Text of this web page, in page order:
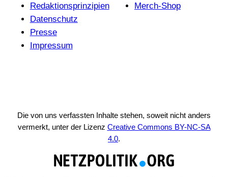
Redak­ti­ons­prin­zi­pien
Daten­schutz
Presse
Impressum
Merch-Shop
Die von uns verfassten Inhalte stehen, soweit nicht anders
vermerkt, unter der Lizenz Creative Commons BY-NC-SA
4.0.